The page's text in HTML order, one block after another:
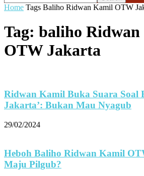
Home Tags Baliho Ridwan Kamil OTW
Tag: baliho
OTW Jakarta
Ridwan Kamil Buka Suara Soal
Jakarta’: Bukan Mau Nyagub
29/02/2024
Heboh Baliho Ridwan Kamil
Maju Pilgub?